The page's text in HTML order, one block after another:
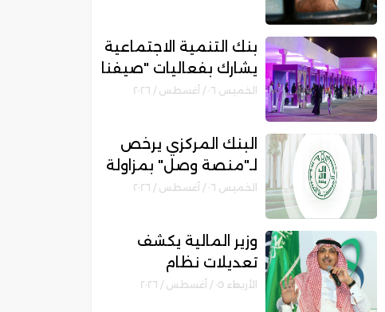
الإسلامي
بنك التنمية الاجتماعية
يشارك بفعاليات "صيفنا
شمالي 2026" لتمكين
المنتجة
الخميس ٠٦ / أغسطس / ٢٠٢٦
البنك المركزي يرخص
لـ"منصة وصل" بمزاولة
نشاط الوساطة الرقمية
الخميس ٠٦ / أغسطس / ٢٠٢٦
وزير المالية يكشف
تعديلات نظام
المنافسات والمشتريات
الأربعاء ٠٥ / أغسطس / ٢٠٢٦